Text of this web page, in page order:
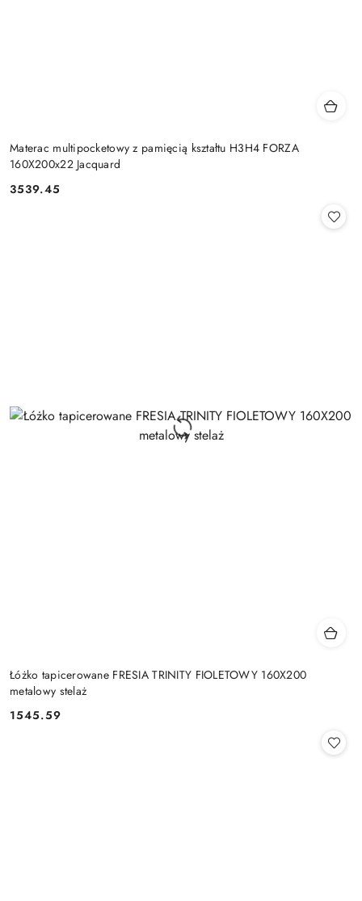
Materac multipocketowy z pamięcią kształtu H3H4 FORZA
160X200x22 Jacquard
Cena:
3539.45
Łóżko tapicerowane FRESIA TRINITY FIOLETOWY 160X200
metalowy stelaż
Cena:
1545.59